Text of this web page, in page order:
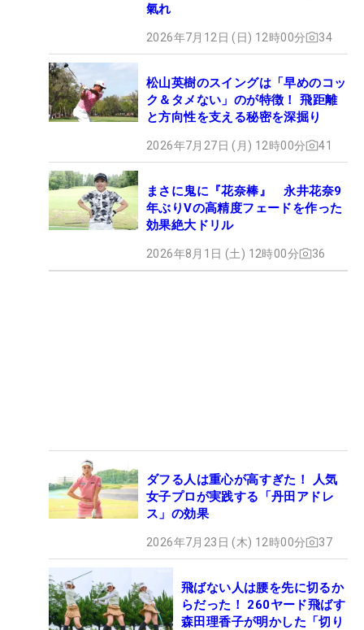
氣れ
2026年7月12日 (日) 12時00分 34
松山英樹のスイングは「早めのコッ
ク＆タメない」のが特徴！ 飛距離
と方向性を支える秘密を深掘り
2026年7月27日 (月) 12時00分 41
まさに鬼に『花奈棒』 永井花奈9
年ぶりVの高精度フェードを作った
効果絶大ドリル
2026年8月1日 (土) 12時00分 36
ダフる人は重心が高すぎた！ 人気
女子プロが実践する「丹田アドレ
ス」の効果
2026年7月23日 (木) 12時00分 37
飛ばない人は腰を先に切るか
らだった！ 260ヤード飛ばす
森田理香子が明かした「切り